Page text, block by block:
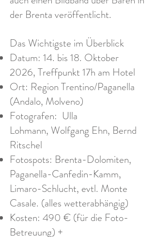
der Brenta veröffentlicht.
Das Wichtigste im Überblick
Datum: 14. bis 18. Oktober
2026, Treffpunkt 17h am Hotel
Ort: Region Trentino/Paganella
(Andalo, Molveno)
Fotografen: Ulla
Lohmann, Wolfgang Ehn, Bernd
Ritschel
Fotospots: Brenta-Dolomiten,
Paganella-Canfedin-Kamm,
Limaro-Schlucht, evtl. Monte
Casale. (alles wetterabhängig)
Kosten: 490 € (für die Foto-
Betreuung) +